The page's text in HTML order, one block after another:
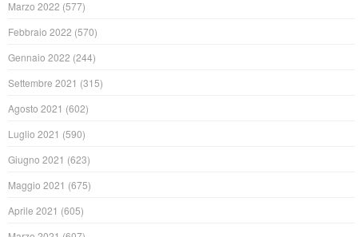
Marzo 2022 (577)
Febbraio 2022 (570)
Gennaio 2022 (244)
Settembre 2021 (315)
Agosto 2021 (602)
Luglio 2021 (590)
Giugno 2021 (623)
Maggio 2021 (675)
Aprile 2021 (605)